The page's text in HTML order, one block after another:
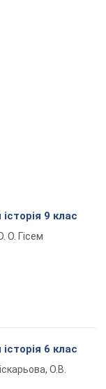
9 клас
О. Гісем
6 клас
О.В.